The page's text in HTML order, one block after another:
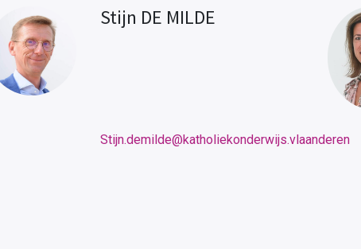
Stijn DE MILDE
Stijn.demilde@katholiekonderwijs.vlaanderen